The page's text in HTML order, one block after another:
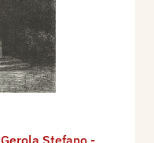
Gerola Stefano -